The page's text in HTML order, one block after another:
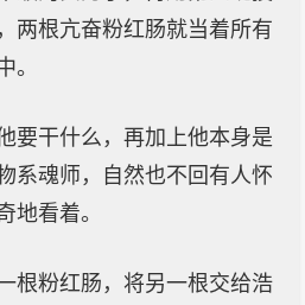
两根亢奋粉红肠就当着所有
。
要干什么，再加上他本身是
系魂师，自然也不回有人怀
地看着。
根粉红肠，将另一根交给浩